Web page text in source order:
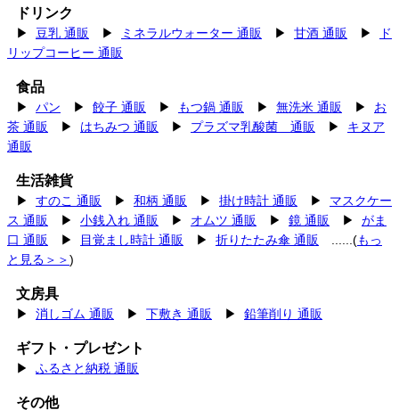
ドリンク
▶ 豆乳 通販 ▶ ミネラルウォーター 通販 ▶ 甘酒 通販 ▶
ド
リップコーヒー 通販
食品
▶ パン ▶ 餃子 通販 ▶ もつ鍋 通販 ▶ 無洗米 通販 ▶ お
茶 通販
▶ はちみつ 通販 ▶ プラズマ乳酸菌 通販 ▶ キヌア
通販
生活雑貨
▶ すのこ 通販 ▶ 和柄 通販 ▶ 掛け時計 通販 ▶ マスクケー
ス 通販
▶ 小銭入れ 通販 ▶ オムツ 通販 ▶ 鏡 通販 ▶ がま
口 通販
▶ 目覚まし時計 通販 ▶ 折りたたみ傘 通販 ......(もっ
と見る＞＞)
文房具
▶ 消しゴム 通販 ▶ 下敷き 通販 ▶ 鉛筆削り 通販
ギフト・プレゼント
▶ ふるさと納税 通販
その他